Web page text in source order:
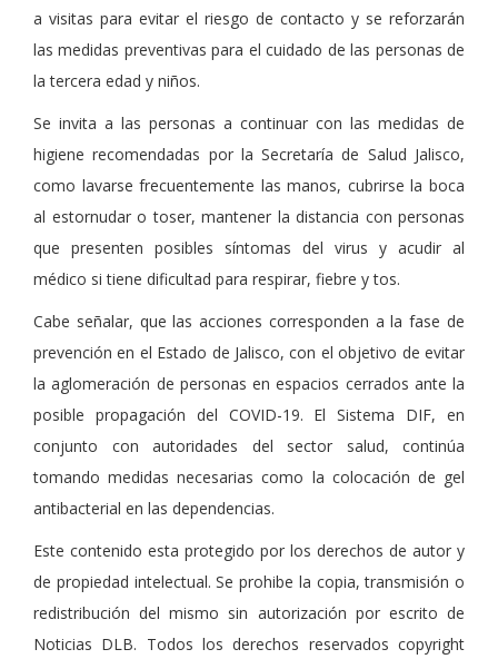
a visitas para evitar el riesgo de contacto y se reforzarán
las medidas preventivas para el cuidado de las personas de
la tercera edad y niños.
Se invita a las personas a continuar con las medidas de
higiene recomendadas por la Secretaría de Salud Jalisco,
como lavarse frecuentemente las manos, cubrirse la boca
al estornudar o toser, mantener la distancia con personas
que presenten posibles síntomas del virus y acudir al
médico si tiene dificultad para respirar, fiebre y tos.
Cabe señalar, que las acciones corresponden a la fase de
prevención en el Estado de Jalisco, con el objetivo de evitar
la aglomeración de personas en espacios cerrados ante la
posible propagación del COVID-19. El Sistema DIF, en
conjunto con autoridades del sector salud, continúa
tomando medidas necesarias como la colocación de gel
antibacterial en las dependencias.
Este contenido esta protegido por los derechos de autor y
de propiedad intelectual. Se prohibe la copia, transmisión o
redistribución del mismo sin autorización por escrito de
Noticias DLB. Todos los derechos reservados copyright